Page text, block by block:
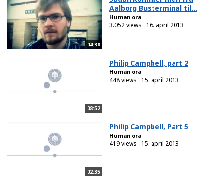
04:38
Aalborg Busterminal til...
Humaniora
3.052 views 16. april 2013
08:52
Philip Campbell, part 2
Humaniora
448 views 15. april 2013
02:35
Philip Campbell, Part 5
Humaniora
419 views 15. april 2013